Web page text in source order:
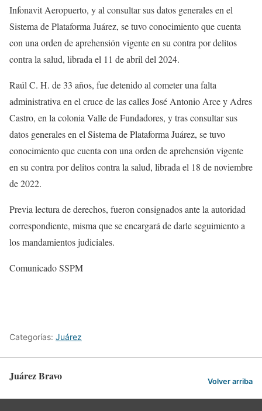
Infonavit Aeropuerto, y al consultar sus datos generales en el
Sistema de Plataforma Juárez, se tuvo conocimiento que cuenta
con una orden de aprehensión vigente en su contra por delitos
contra la salud, librada el 11 de abril del 2024.
Raúl C. H. de 33 años, fue detenido al cometer una falta
administrativa en el cruce de las calles José Antonio Arce y Adres
Castro, en la colonia Valle de Fundadores, y tras consultar sus
datos generales en el Sistema de Plataforma Juárez, se tuvo
conocimiento que cuenta con una orden de aprehensión vigente
en su contra por delitos contra la salud, librada el 18 de noviembre
de 2022.
Previa lectura de derechos, fueron consignados ante la autoridad
correspondiente, misma que se encargará de darle seguimiento a
los mandamientos judiciales.
Comunicado SSPM
Categorías: Juárez
Juárez Bravo Volver arriba